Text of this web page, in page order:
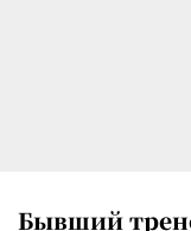
Бывший